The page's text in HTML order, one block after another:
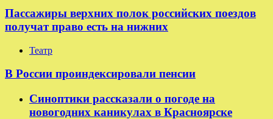
Пассажиры верхних полок российских поездов
получат право есть на нижних
Театр
В России проиндексировали пенсии
Синоптики рассказали о погоде на
новогодних каникулах в Красноярске